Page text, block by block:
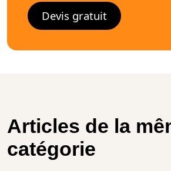
Devis gratuit
Articles de la
catégorie